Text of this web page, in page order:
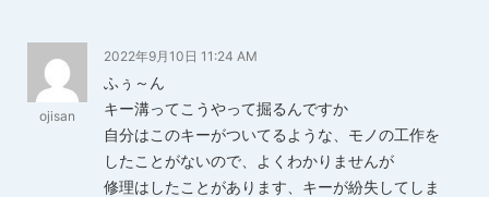
ojisan
2022年9月10日 11:24 AM
ふぅ～ん
キー溝ってこうやって掘るんですか
自分はこのキーがついてるような、モノの工作を
したことがないので、よくわかりませんが
修理はしたことがあります、キーが紛失してしま